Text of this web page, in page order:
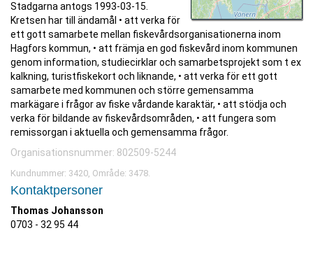
Stadgarna antogs 1993-03-15.
Kretsen har till ändamål • att verka för
ett gott samarbete mellan fiskevårdsorganisationerna inom
Hagfors kommun, • att främja en god fiskevård inom kommunen
genom information, studiecirklar och samarbetsprojekt som t ex
kalkning, turistfiskekort och liknande, • att verka för ett gott
samarbete med kommunen och större gemensamma
markägare i frågor av fiske vårdande karaktär, • att stödja och
verka för bildande av fiskevårdsområden, • att fungera som
remissorgan i aktuella och gemensamma frågor.
Organisationsnummer: 802509-5244
Kundnummer: 3420, Område: 3478.
Kontaktpersoner
Thomas Johansson
0703 - 32 95 44